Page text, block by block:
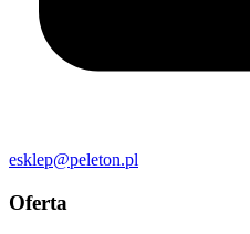
esklep@peleton.pl
Oferta